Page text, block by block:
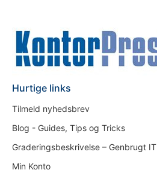
Hurtige links
Tilmeld nyhedsbrev
Blog - Guides, Tips og Tricks
Graderingsbeskrivelse – Genbrugt IT
Min Konto